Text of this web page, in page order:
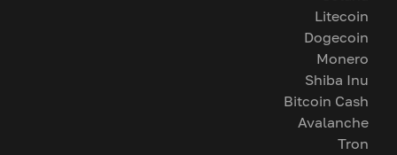
Litecoin
Dogecoin
Monero
Shiba Inu
Bitcoin Cash
Avalanche
Tron